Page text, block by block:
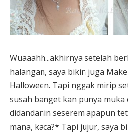
Wuaaahh...akhirnya setelah
halangan, saya bikin juga
Halloween. Tapi nggak mirip
susah banget kan punya muka
didandanin seserem apapun
mana, kaca?* Tapi jujur, saya